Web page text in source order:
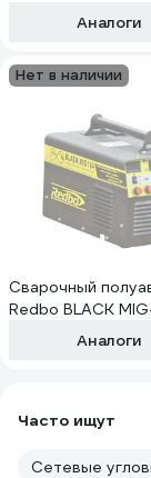
Аналоги
Нет в наличии
Сварочный
Redbo BLACK
Аналоги
Часто ищут
Сетевые